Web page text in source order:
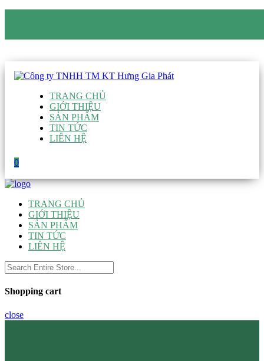
TRANG CHỦ
GIỚI THIỆU
SẢN PHẨM
TIN TỨC
LIÊN HỆ
0
TRANG CHỦ
GIỚI THIỆU
SẢN PHẨM
TIN TỨC
LIÊN HỆ
Shopping cart
close